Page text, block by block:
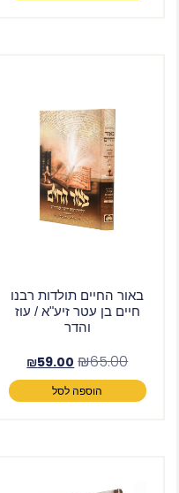
באור החיים תולדות רבנו
חיים בן עטר זיע"א / עוז
והדר
₪65.00
₪59.00
הוספה לסל